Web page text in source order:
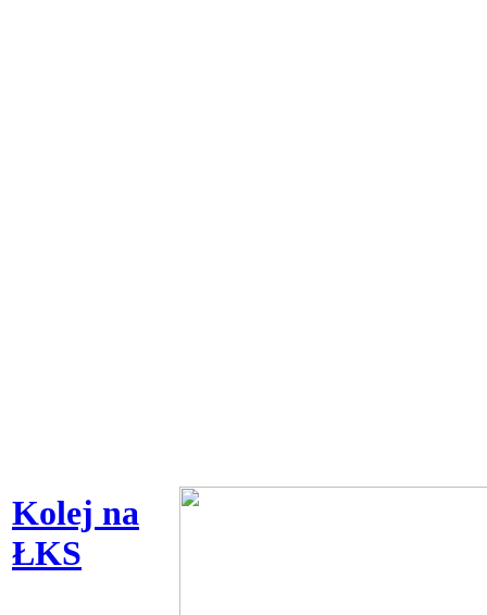
Kolej na
ŁKS